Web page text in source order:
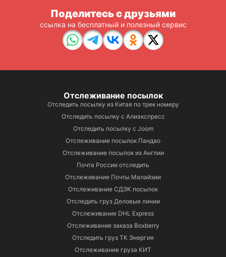
Поделитесь с друзьями
ссылка на бесплатный и полезный сервис
Отслеживание посылок
Отследить посылку из Китая по трек номеру
Отследить посылку с Алиэкспресс
Отследить посылку с Joom
Отслеживание посылок Пандао
Отслеживание посылок из Англии
Почта России отследить
Отслеживание Почты Малайзии
Отслеживание СДЭК посылок
Отследить груз Деловые линии
Отслеживание DHL Express
Отслеживание заказа Boxberry
Отследить груз ТК Энергия
Отслеживание груза КИТ